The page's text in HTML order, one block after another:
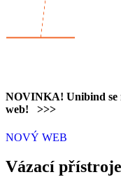
NOVINKA! Unibind
web! >>>
NOVÝ WEB
Vázací přístroje